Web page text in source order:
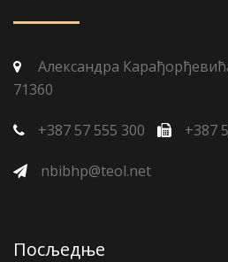
Александра
71360
+387 57 555 300 +387
nbibhp@teol.net
Посљедње